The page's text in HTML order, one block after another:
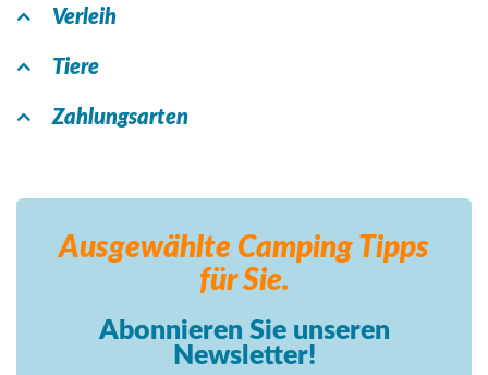
Verleih
Tiere
Zahlungsarten
Ausgewählte Camping Tipps
für Sie.
Abonnieren Sie unseren
Newsletter!